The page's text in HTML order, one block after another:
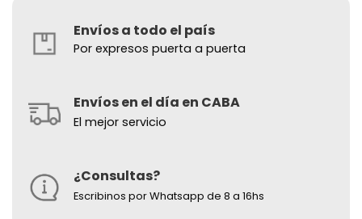
Envíos a todo el país
Por expresos puerta a puerta
Envíos en el día en CABA
El mejor servicio
¿Consultas?
Escribinos por Whatsapp de 8 a 16hs